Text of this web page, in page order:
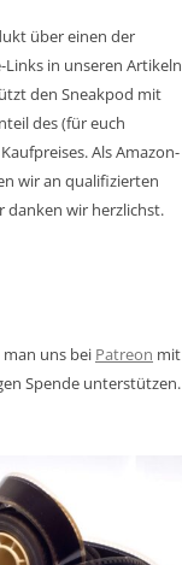
über einen der
in unseren Artikeln
den Sneakpod mit
des (für euch
Als Amazon-
wir an qualifizierten
danken wir herzlichst.
uns bei Patreon mit
Spende unterstützen.